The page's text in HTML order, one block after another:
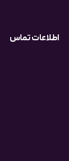
اطلاعات تماس